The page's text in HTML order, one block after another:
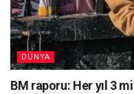
DÜNYA
BM raporu: Her yıl 3